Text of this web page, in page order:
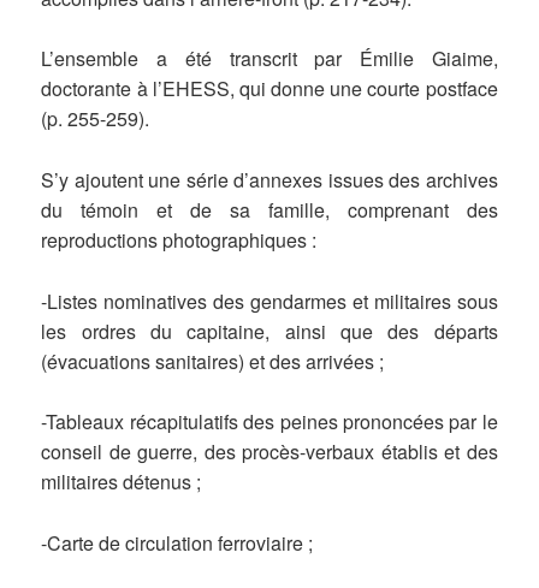
L’ensemble a été transcrit par Émilie Giaime,
doctorante à l’EHESS, qui donne une courte postface
(p. 255-259).
S’y ajoutent une série d’annexes issues des archives
du témoin et de sa famille, comprenant des
reproductions photographiques :
-Listes nominatives des gendarmes et militaires sous
les ordres du capitaine, ainsi que des départs
(évacuations sanitaires) et des arrivées ;
-Tableaux récapitulatifs des peines prononcées par le
conseil de guerre, des procès-verbaux établis et des
militaires détenus ;
-Carte de circulation ferroviaire ;